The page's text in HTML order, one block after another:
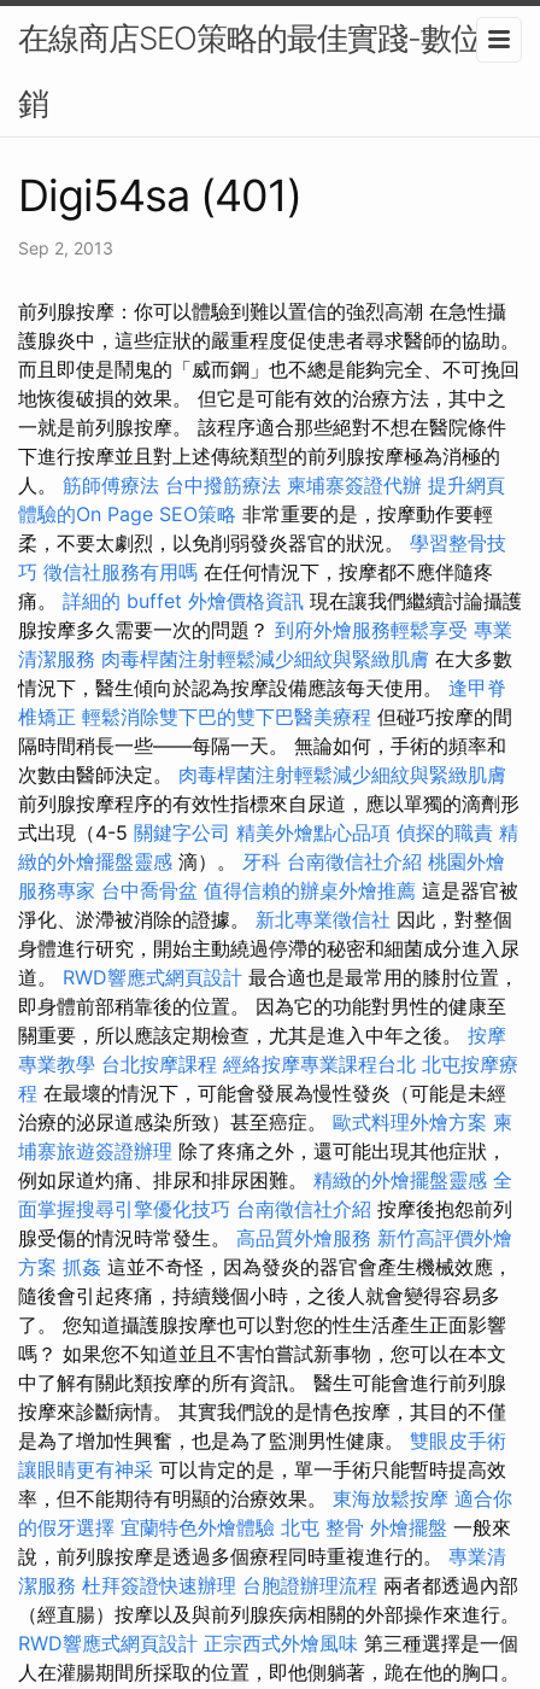
在線商店SEO策略的最佳實踐-數位行
銷
Digi54sa (401)
Sep 2, 2013
前列腺按摩：你可以體驗到難以置信的強烈高潮 在急性攝
護腺炎中，這些症狀的嚴重程度促使患者尋求醫師的協助。
而且即使是鬧鬼的「威而鋼」也不總是能夠完全、不可挽回
地恢復破損的效果。 但它是可能有效的治療方法，其中之
一就是前列腺按摩。 該程序適合那些絕對不想在醫院條件
下進行按摩並且對上述傳統類型的前列腺按摩極為消極的
人。 筋師傅療法 台中撥筋療法 柬埔寨簽證代辦 提升網頁
體驗的On Page SEO策略 非常重要的是，按摩動作要輕
柔，不要太劇烈，以免削弱發炎器官的狀況。 學習整骨技
巧 徵信社服務有用嗎 在任何情況下，按摩都不應伴隨疼
痛。 詳細的 buffet 外燴價格資訊 現在讓我們繼續討論攝護
腺按摩多久需要一次的問題？ 到府外燴服務輕鬆享受 專業
清潔服務 肉毒桿菌注射輕鬆減少細紋與緊緻肌膚 在大多數
情況下，醫生傾向於認為按摩設備應該每天使用。 逢甲脊
椎矯正 輕鬆消除雙下巴的雙下巴醫美療程 但碰巧按摩的間
隔時間稍長一些——每隔一天。 無論如何，手術的頻率和
次數由醫師決定。 肉毒桿菌注射輕鬆減少細紋與緊緻肌膚
前列腺按摩程序的有效性指標來自尿道，應以單獨的滴劑形
式出現（4-5 關鍵字公司 精美外燴點心品項 偵探的職責 精
緻的外燴擺盤靈感 滴）。 牙科 台南徵信社介紹 桃園外燴
服務專家 台中喬骨盆 值得信賴的辦桌外燴推薦 這是器官被
淨化、淤滯被消除的證據。 新北專業徵信社 因此，對整個
身體進行研究，開始主動繞過停滯的秘密和細菌成分進入尿
道。 RWD響應式網頁設計 最合適也是最常用的膝肘位置，
即身體前部稍靠後的位置。 因為它的功能對男性的健康至
關重要，所以應該定期檢查，尤其是進入中年之後。 按摩
專業教學 台北按摩課程 經絡按摩專業課程台北 北屯按摩療
程 在最壞的情況下，可能會發展為慢性發炎（可能是未經
治療的泌尿道感染所致）甚至癌症。 歐式料理外燴方案 柬
埔寨旅遊簽證辦理 除了疼痛之外，還可能出現其他症狀，
例如尿道灼痛、排尿和排尿困難。 精緻的外燴擺盤靈感 全
面掌握搜尋引擎優化技巧 台南徵信社介紹 按摩後抱怨前列
腺受傷的情況時常發生。 高品質外燴服務 新竹高評價外燴
方案 抓姦 這並不奇怪，因為發炎的器官會產生機械效應，
隨後會引起疼痛，持續幾個小時，之後人就會變得容易多
了。 您知道攝護腺按摩也可以對您的性生活產生正面影響
嗎？ 如果您不知道並且不害怕嘗試新事物，您可以在本文
中了解有關此類按摩的所有資訊。 醫生可能會進行前列腺
按摩來診斷病情。 其實我們說的是情色按摩，其目的不僅
是為了增加性興奮，也是為了監測男性健康。 雙眼皮手術
讓眼睛更有神采 可以肯定的是，單一手術只能暫時提高效
率，但不能期待有明顯的治療效果。 東海放鬆按摩 適合你
的假牙選擇 宜蘭特色外燴體驗 北屯 整骨 外燴擺盤 一般來
說，前列腺按摩是透過多個療程同時重複進行的。 專業清
潔服務 杜拜簽證快速辦理 台胞證辦理流程 兩者都透過內部
（經直腸）按摩以及與前列腺疾病相關的外部操作來進行。
RWD響應式網頁設計 正宗西式外燴風味 第三種選擇是一個
人在灌腸期間所採取的位置，即他側躺著，跪在他的胸口。